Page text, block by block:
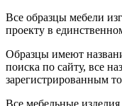
Все образцы мебели
проекту в
Образцы имеют
поиска по сайту, все
зарегистрированным
Все мебельные